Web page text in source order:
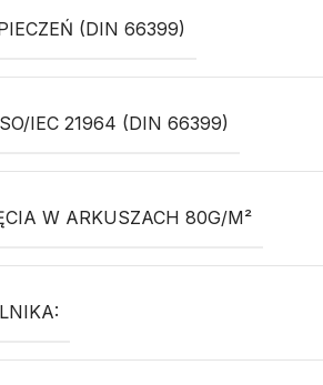
(DIN 66399)
IEC 21964 (DIN 66399)
W ARKUSZACH 80G/M²